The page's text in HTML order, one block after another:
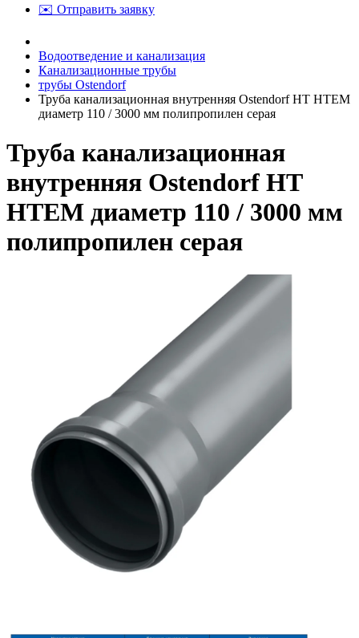
✉️ Отправить заявку
Водоотведение и канализация
Канализационные трубы
трубы Ostendorf
Труба канализационная внутренняя Ostendorf HT HTEM
диаметр 110 / 3000 мм полипропилен серая
Труба канализационная
внутренняя Ostendorf HT
HTEM диаметр 110 / 3000 мм
полипропилен серая